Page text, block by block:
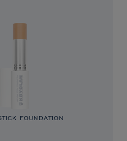
FOUNDATION